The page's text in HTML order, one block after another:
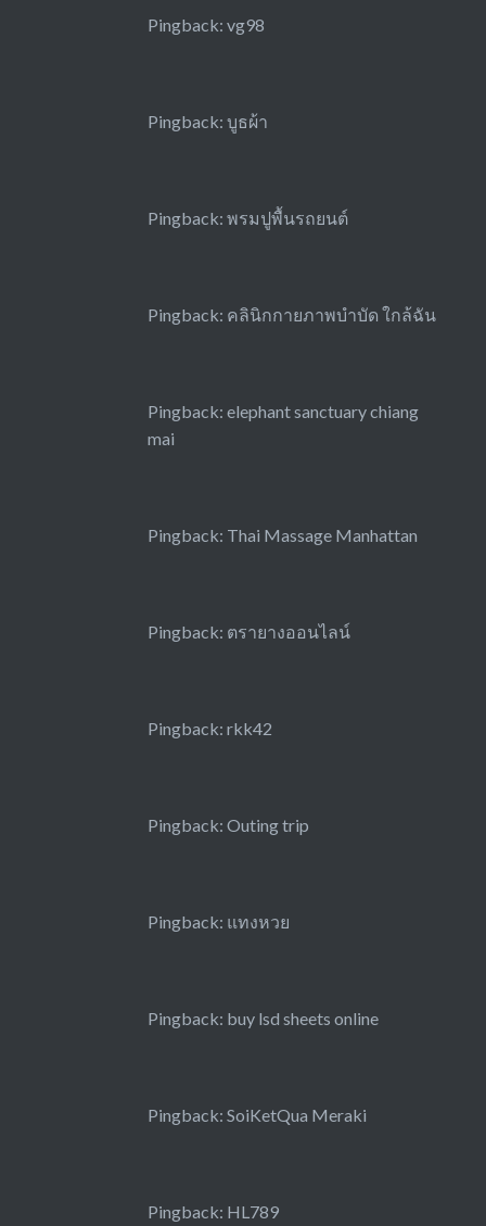
Pingback: vg98
Pingback: บูธผ้า
Pingback: พรมปูพื้นรถยนต์
Pingback: คลินิกกายภาพบำบัด ใกล้ฉัน
Pingback: elephant sanctuary chiang
mai
Pingback: Thai Massage Manhattan
Pingback: ตรายางออนไลน์
Pingback: rkk42
Pingback: Outing trip
Pingback: แทงหวย
Pingback: buy lsd sheets online
Pingback: SoiKetQua Meraki
Pingback: HL789